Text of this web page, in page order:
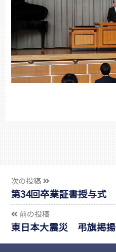
次の投稿
第34回卒業証書授与式
前の投稿
東日本大震災 弔旗掲揚